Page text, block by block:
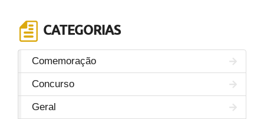
CATEGORIAS
Comemoração
Concurso
Geral